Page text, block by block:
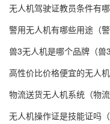
兽3无人机是哪个品牌（兽